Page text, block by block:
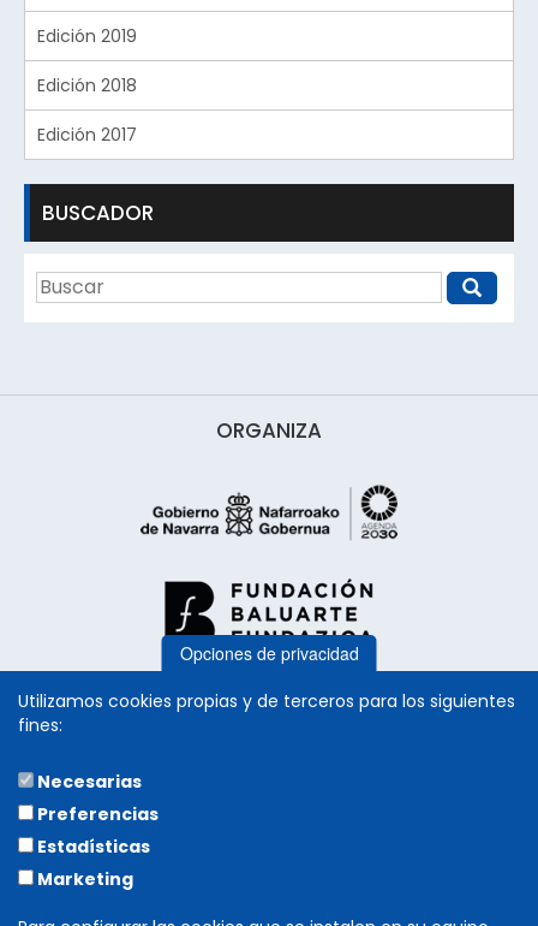
Edición 2019
Edición 2018
Edición 2017
BUSCADOR
ORGANIZA
Opciones de privacidad
Utilizamos cookies propias y de terceros para los siguientes
fines:
Necesarias
Preferencias
Estadísticas
Marketing